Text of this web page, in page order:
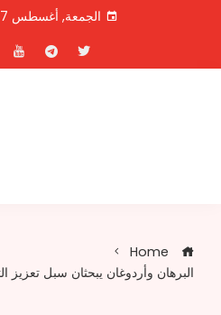
الجمعة, أغسطس 7
البرهان وأردوغان يبحثان سبل تعزيز